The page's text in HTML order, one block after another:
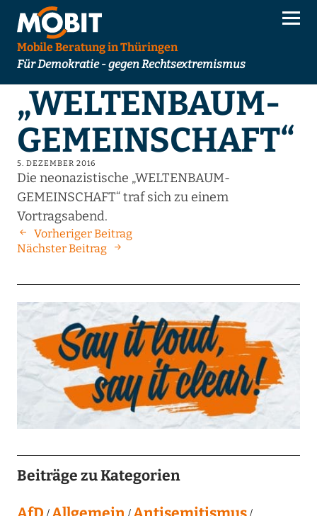
Mobile Beratung in Thüringen
Für Demokratie - gegen Rechtsextremismus
„WELTENBAUM-
GEMEINSCHAFT“
5. DEZEMBER 2016
Die neonazistische „WELTENBAUM-
GEMEINSCHAFT“ traf sich zu einem
Vortragsabend.
Vorheriger Beitrag
Nächster Beitrag
Beiträge zu Kategorien